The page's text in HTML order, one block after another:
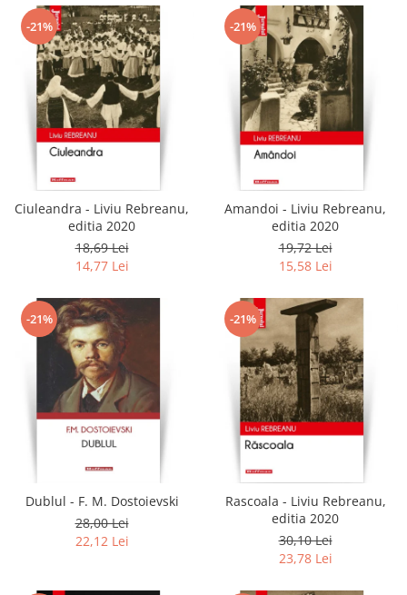
-21%
Ciuleandra - Liviu Rebreanu,
editia 2020
18,69 Lei
14,77 Lei
-21%
Amandoi - Liviu Rebreanu,
editia 2020
19,72 Lei
15,58 Lei
-21%
Dublul - F. M. Dostoievski
28,00 Lei
22,12 Lei
-21%
Rascoala - Liviu Rebreanu,
editia 2020
30,10 Lei
23,78 Lei